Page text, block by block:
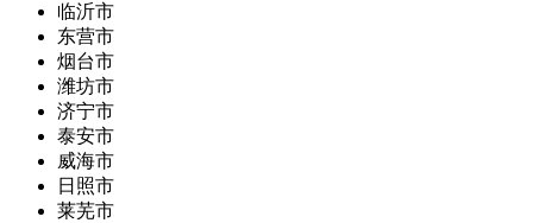
临沂市
东营市
烟台市
潍坊市
济宁市
泰安市
威海市
日照市
莱芜市